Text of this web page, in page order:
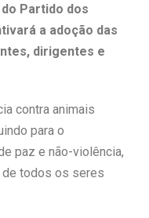
Partido dos
a adoção das
dirigentes e
contra animais
para o
paz e não-violência,
de todos os seres